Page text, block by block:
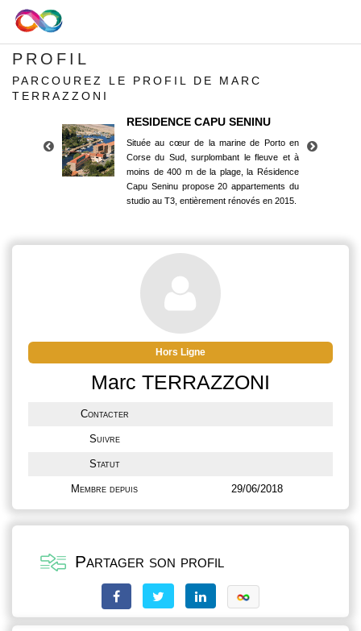
PROFIL
PARCOUREZ LE PROFIL DE MARC
TERRAZZONI
RESIDENCE CAPU SENINU
Située au cœur de la marine de Porto en
Corse du Sud, surplombant le fleuve et à
moins de 400 m de la plage, la Résidence
Capu Seninu propose 20 appartements du
studio au T3, entièrement rénovés en 2015.
Corse du Sud, surplombant le fleuve et à
moins de 400 m de la plage, la Résidence
Capu Seninu propose 20 appartements du
studio au T3, entièrement rénovés en 2015.
Hors Ligne
Marc TERRAZZONI
Contacter
Suivre
Statut
Membre depuis 29/06/2018
Partager son profil